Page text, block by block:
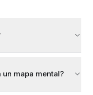
un mapa mental?